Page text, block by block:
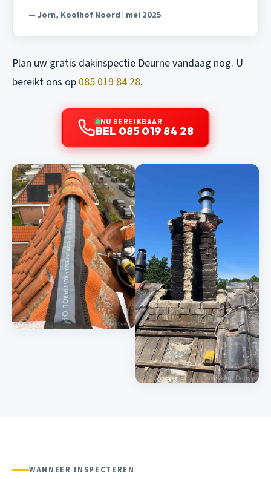
— Jorn, Koolhof Noord | mei 2025
Plan uw gratis dakinspectie Deurne vandaag nog. U
bereikt ons op 085 019 84 28.
NU BEREIKBAAR
BEL 085 019 84 28
WANNEER INSPECTEREN